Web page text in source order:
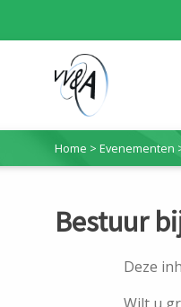
Home > Evenementen
Bestuur
Deze